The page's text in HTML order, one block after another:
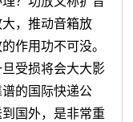
，推动音箱放
作用功不可没。
受损将会大大影
的国际快递公
国外，是非常重